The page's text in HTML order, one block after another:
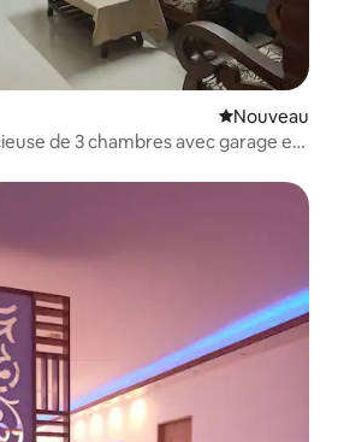
Nouvel
Nouveau
de 3 chambres avec garage et